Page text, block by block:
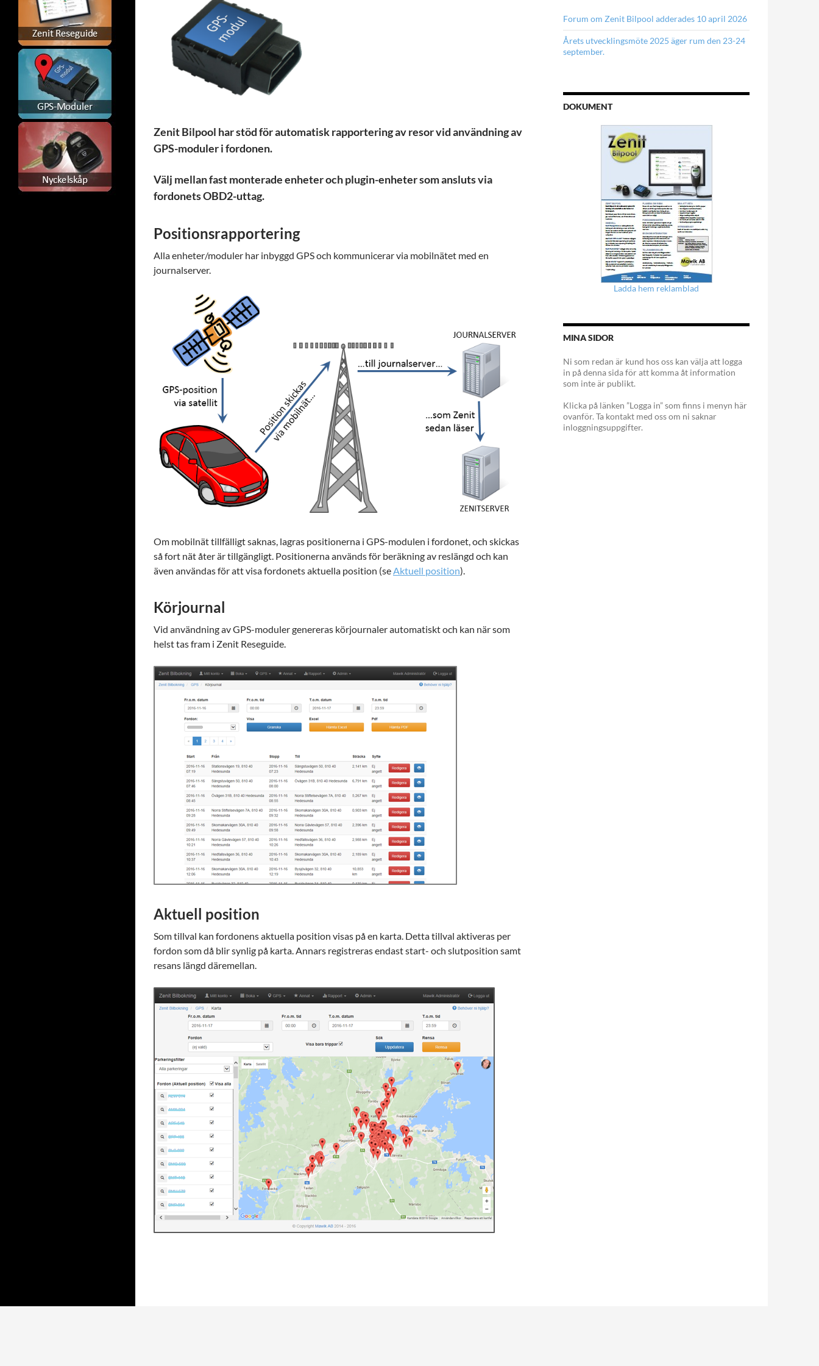
Zenit Bilpool har stöd för automatisk rapportering av resor vid användning av
GPS-moduler i fordonen.
Välj mellan fast monterade enheter och plugin-enheter som ansluts via
fordonets OBD2-uttag.
Positionsrapportering
Alla enheter/moduler har inbyggd GPS och kommunicerar via mobilnätet med en
journalserver.
Om mobilnät tillfälligt saknas, lagras positionerna i GPS-modulen i fordonet, och skickas
så fort nät åter är tillgängligt. Positionerna används för beräkning av reslängd och kan
även användas för att visa fordonets aktuella position (seAktuell position).
Körjournal
Vid användning av GPS-moduler genereras körjournaler automatiskt och kan när som
helst tas fram i Zenit Reseguide.
Aktuell position
Som tillval kan fordonens aktuella position visas på en karta. Detta tillval aktiveras per
fordon som då blir synlig på karta. Annars registreras endast start- och slutposition samt
resans längd däremellan.
Forum om Zenit Bilpool adderades 10 april 2026
Årets utvecklingsmöte 2025 äger rum den 23-24
september.
DOKUMENT
Ladda hem reklamblad
MINA SIDOR
Ni som redan är kund hos oss kan välja att logga
in på denna sida för att komma åt information
som inte är publikt.
Klicka på länken ”Logga in” som finns i menyn här
ovanför. Ta kontakt med oss om ni saknar
inloggningsuppgifter.